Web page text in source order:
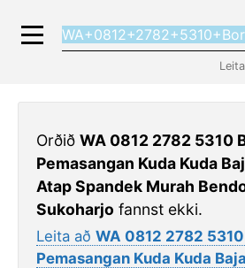
Orðið WA 0812 2782 5310
Pemasangan Kuda Kuda
Atap Spandek Murah
Sukoharjo fannst ekki.
Leita að WA 0812 2782
Pemasangan Kuda Kuda